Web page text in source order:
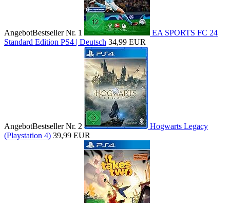
AngebotBestseller Nr. 1
EA SPORTS FC 24
Standard Edition PS4 | Deutsch 34,99 EUR
AngebotBestseller Nr. 2
Hogwarts Legacy
(Playstation 4) 39,99 EUR